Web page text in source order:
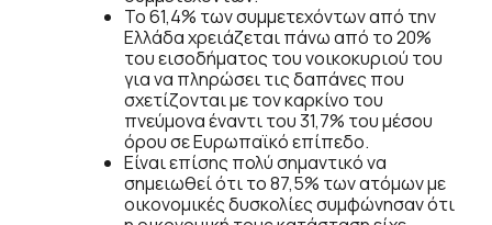
Το 61,4% των συμμετεχόντων από την
Ελλάδα χρειάζεται πάνω από το 20%
του εισοδήματος του νοικοκυριού του
για να πληρώσει τις δαπάνες που
σχετίζονται με τον καρκίνο του
πνεύμονα έναντι του 31,7% του μέσου
όρου σε Ευρωπαϊκό επίπεδο.
Είναι επίσης πολύ σημαντικό να
σημειωθεί ότι το 87,5% των ατόμων με
οικονομικές δυσκολίες συμφώνησαν ότι